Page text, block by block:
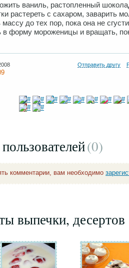
ваниль, растопленный
растереть с сахаром, заварить
до тех пор, пока она не
в форму мороженицы и вращать,
Отправить другу
(0)
комментарии, вам необходимо
выпечки, десертов